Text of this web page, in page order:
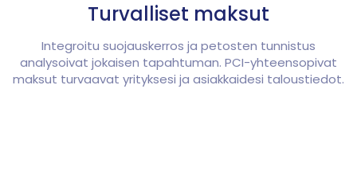
Turvalliset maksut
Integroitu suojauskerros ja petosten tunnistus
analysoivat jokaisen tapahtuman. PCI-yhteensopivat
maksut turvaavat yrityksesi ja asiakkaidesi taloustiedot.